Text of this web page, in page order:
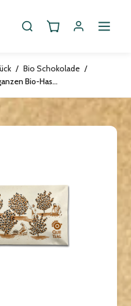
/ Bio Schokolade /
Bio-Schokolade aus Modica mit ganzen Bio-Haselnüssen, vegan, 60g